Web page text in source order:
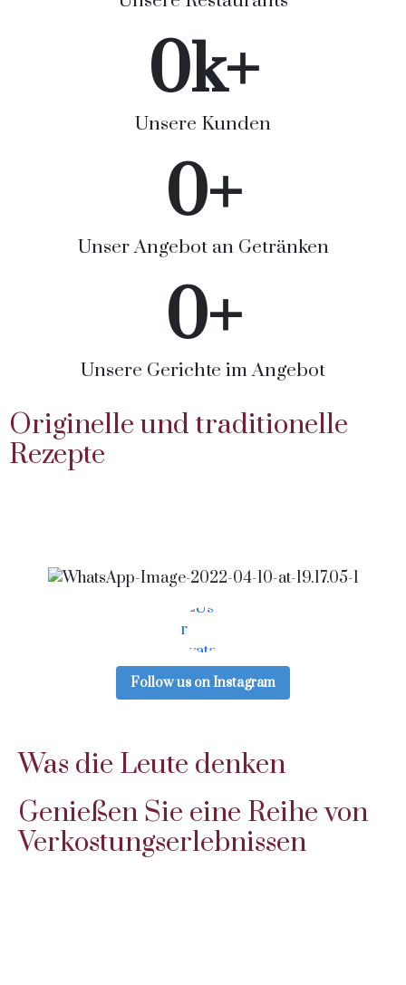
Unsere Kunden
0k+
Unser Angebot an Getränken
0+
Unsere Gerichte im Angebot
0+
Originelle und traditionelle
Rezepte
Follow us on Instagram
Was die Leute denken
Genießen Sie eine Reihe von
Verkostungserlebnissen